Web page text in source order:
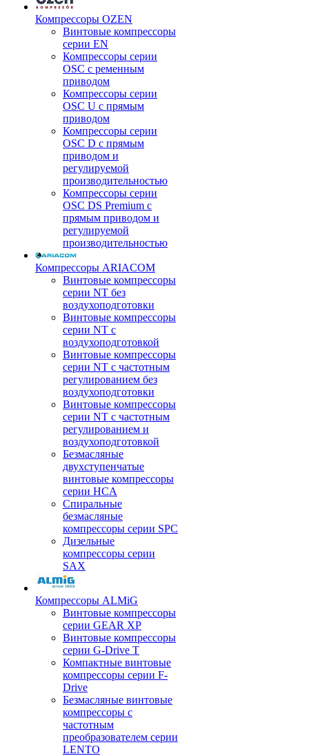
Компрессоры OZEN
Винтовые компрессоры
серии EN
Компрессоры серии
OSC с ременным
приводом
Компрессоры серии
OSC U с прямым
приводом
Компрессоры серии
OSC D с прямым
приводом и
регулируемой
производительностью
Компрессоры серии
OSC DS Premium с
прямым приводом и
регулируемой
производительностью
Компрессоры ARIACOM
Винтовые компрессоры
серии NT без
воздухоподготовки
Винтовые компрессоры
серии NT c
воздухоподготовкой
Винтовые компрессоры
серии NT с частотным
регулированием без
воздухоподготовки
Винтовые компрессоры
серии NT с частотным
регулированием и
воздухоподготовкой
Безмасляные
двухступенчатые
винтовые компрессоры
серии HCA
Спиральные
безмасляные
компрессоры серии SPC
Дизельные
компрессоры серии
SAX
Компрессоры ALMiG
Винтовые компрессоры
серии GEAR XP
Винтовые компрессоры
серии G-Drive T
Компактные винтовые
компрессоры серии F-
Drive
Безмасляные винтовые
компрессоры с
частотным
преобразователем серии
LENTO